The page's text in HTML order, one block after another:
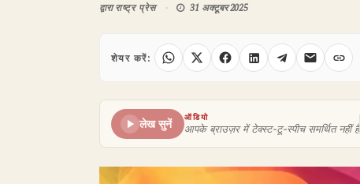
द्वाराराष्ट्र प्रेस 31 अक्टूबर 2025
शेयर करें:
लेख सुनें
ऑडियो
आपके ब्राउज़र में टेक्स्ट-टू-स्पीच समर्थित नहीं है